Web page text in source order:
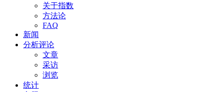
关于指数
方法论
FAQ
新闻
分析评论
文章
采访
浏览
统计